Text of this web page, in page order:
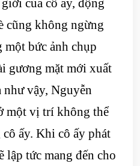
của cô ấy, động
cũng không ngừng
bức ảnh chụp
gương mặt mới xuất
vậy, Nguyễn
một vị trí không thể
ấy. Khi cô ấy phát
lập tức mang đến cho